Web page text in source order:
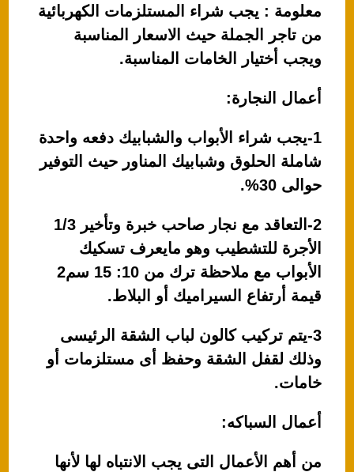
معلومة : يجب شراء المستلزمات الكهربائية
من تاجر الجملة حيث الاسعار المناسبة
ويجب أختيار الخامات المناسبة.
أعمال النجارة:
1-يجب شراء الأبواب والشبابيك دفعه واحدة
شاملة الحلوق وشبابيك المناور حيث التوفير
حوالى 30%.
2-التعاقد مع نجار صاحب خبرة وتأخير 1/3
الأجرة للتشطيب وهو مايعرف تسكيك
الأبواب مع ملاحظة ترك من 10: 15 سم2
قيمة أرتفاع السيراميك أو البلاط.
3-يتم تركيب كالون لباب الشقة الرئيسى
وذلك لقفل الشقة وحفظ أى مستلزمات أو
خامات.
أعمال السباكه:
من أهم الأعمال التى يجب الانتباه لها لأنها